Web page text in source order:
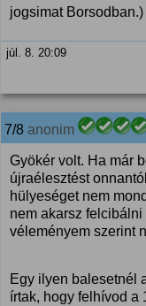
jogsimat Borsodban.)
júl. 8. 20:09
7/8 anonim
Gyökér volt. Ha már
újraélesztést
hülyeséget nem
nem akarsz
véleményem szerint
Egy ilyen balesetnél
írtak, hogy felhívod a